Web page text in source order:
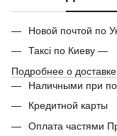
Новой почтой по
Таксі по Киеву —
Подробнее о доставке
Наличными при
Кредитной карты
Оплата частями